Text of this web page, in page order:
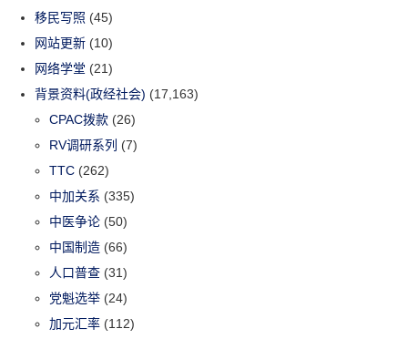
移民写照 (45)
网站更新 (10)
网络学堂 (21)
背景资料(政经社会) (17,163)
CPAC拨款 (26)
RV调研系列 (7)
TTC (262)
中加关系 (335)
中医争论 (50)
中国制造 (66)
人口普查 (31)
党魁选举 (24)
加元汇率 (112)